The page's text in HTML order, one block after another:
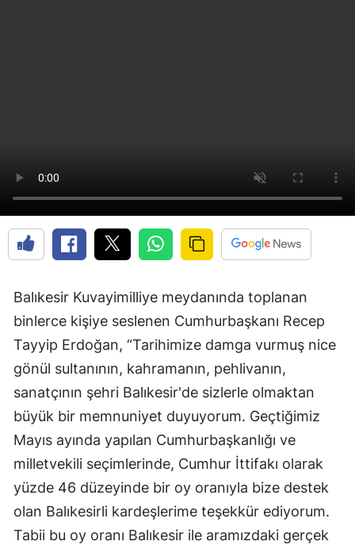
Balıkesir Kuvayimilliye meydanında toplanan
binlerce kişiye seslenen Cumhurbaşkanı Recep
Tayyip Erdoğan, “Tarihimize damga vurmuş nice
gönül sultanının, kahramanın, pehlivanın,
sanatçının şehri Balıkesir'de sizlerle olmaktan
büyük bir memnuniyet duyuyorum. Geçtiğimiz
Mayıs ayında yapılan Cumhurbaşkanlığı ve
milletvekili seçimlerinde, Cumhur İttifakı olarak
yüzde 46 düzeyinde bir oy oranıyla bize destek
olan Balıkesirli kardeşlerime teşekkür ediyorum.
Tabii bu oy oranı Balıkesir ile aramızdaki gerçek